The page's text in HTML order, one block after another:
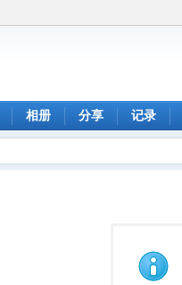
相册 分享 记录